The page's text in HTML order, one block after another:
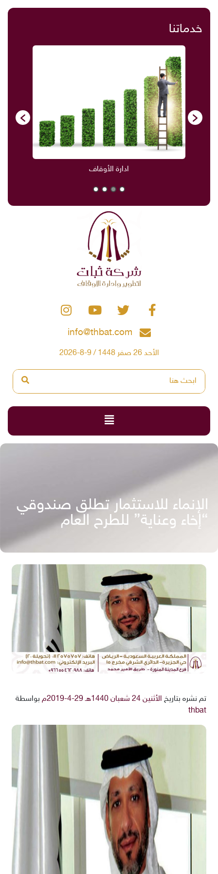
خدماتنا
ادارة الأوقاف
info@thbat.com
الأحد 26 صفر 1448 / 9-8-2026
الإنماء للاستثمار تطلق صندوقي
“إخاء وعناية” للطرح العام
تم نشره بتاريخ الأثنين 24 شعبان 1440هـ 29-4-2019م
بواسطة
thbat